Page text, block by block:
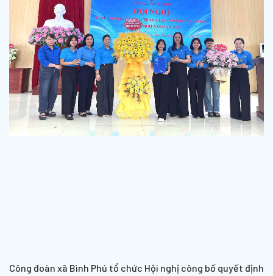
Công đoàn xã Bình Phú tổ chức Hội nghị công bố quyết định